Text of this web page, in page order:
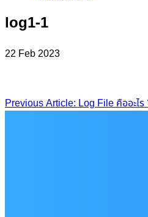
log1-1
22 Feb 2023
Post
Previous Article: Log File คืออะไ